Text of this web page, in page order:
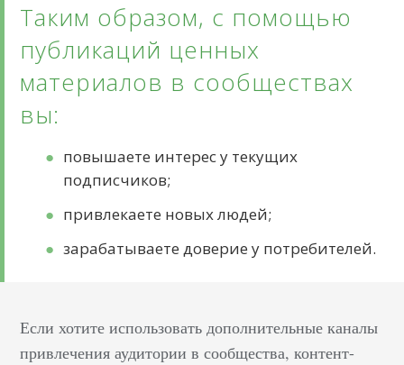
Таким образом, с помощью
публикаций ценных
материалов в сообществах
вы:
повышаете интерес у текущих
подписчиков;
привлекаете новых людей;
зарабатываете доверие у потребителей.
Если хотите использовать дополнительные каналы
привлечения аудитории в сообщества, контент-